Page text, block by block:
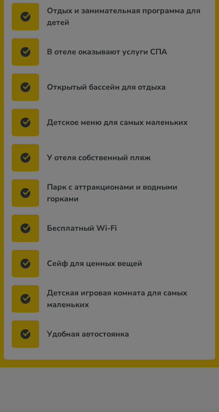
Отдых и занимательная программа для
детей
В отеле оказывают услуги СПА
Открытый бассейн для отдыха
Детское меню для самых маленьких
У отеля собственный пляж
Парк с аттракционами и водными
горками
Бесплатный Wi-Fi
Сейф для ценных вещей
Детская игровая комната для самых
маленьких
Удобная автостоянка